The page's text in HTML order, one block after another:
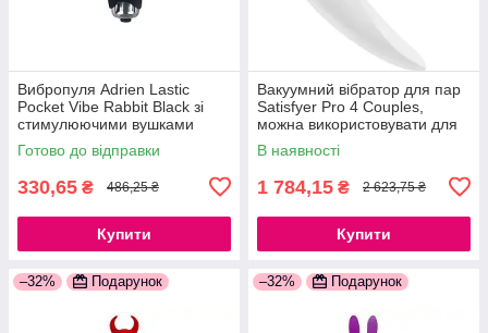
Вибропуля Adrien Lastic
Pocket Vibe Rabbit Black зі
стимулюючими вушками
777Store.com.ua
Готово до відправки
330,65 ₴ 486,25 ₴
Купити
Вакуумний вібратор для пар
Satisfyer Pro 4 Couples,
можна використовувати для
сексу у парі 777Store.com.ua
В наявності
1 784,15 ₴ 2 623,75 ₴
Купити
–32% Подарунок –32% Подарунок